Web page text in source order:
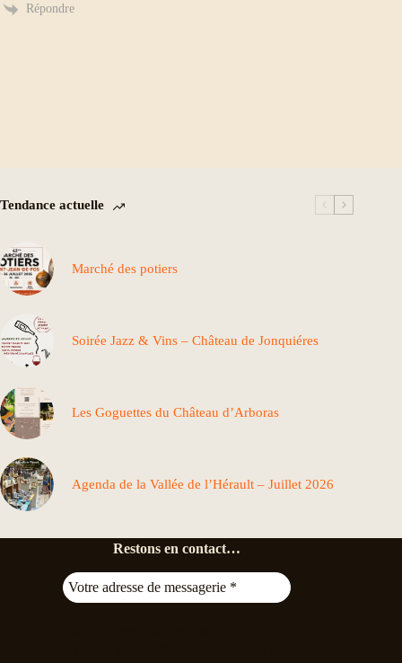
Répondre
Tendance actuelle
Marché des potiers
Soirée Jazz & Vins – Château de Jonquiéres
Les Goguettes du Château d’Arboras
Agenda de la Vallée de l’Hérault – Juillet 2026
Restons en contact…